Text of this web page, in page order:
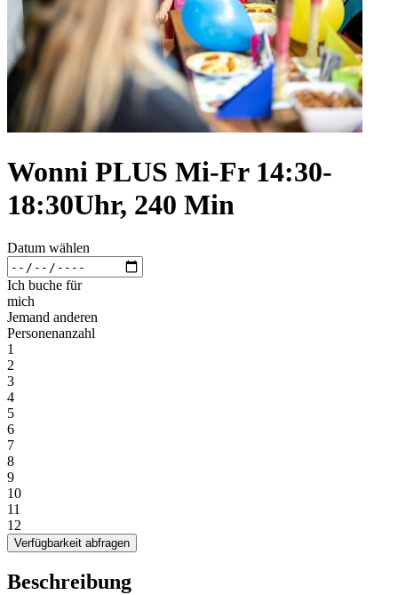
Wonni PLUS Mi-Fr 14:30-
18:30Uhr, 240 Min
Datum wählen
Ich buche für
mich
Jemand anderen
Personenanzahl
1
2
3
4
5
6
7
8
9
10
11
12
Verfügbarkeit abfragen
Beschreibung